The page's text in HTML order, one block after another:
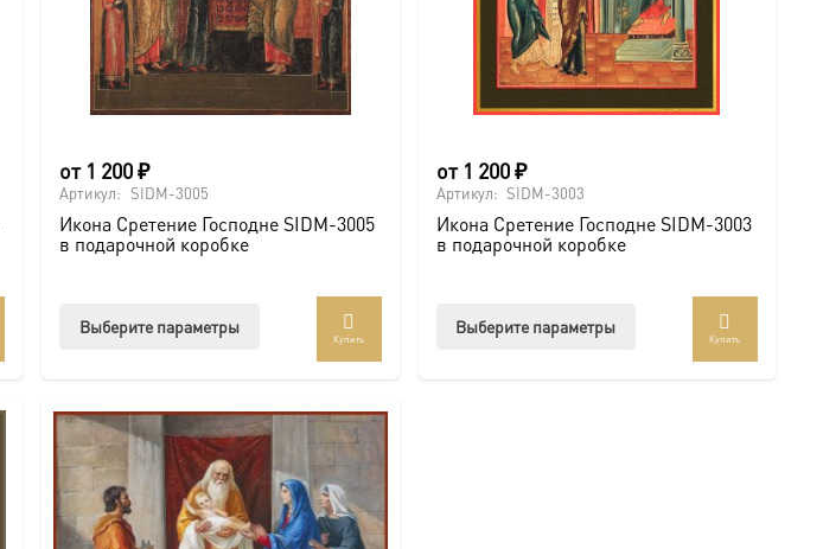
товара.
товара.
от 1 200₽
Артикул: SIDM-3005
Икона Сретение Господне SIDM-3005
в подарочной коробке
Выберите параметры
вариаций.
можно
выбрать
на
Купить
от 1 200₽
Артикул: SIDM-3003
Икона Сретение Господне SIDM-3003
в подарочной коробке
Выберите параметры
Купить